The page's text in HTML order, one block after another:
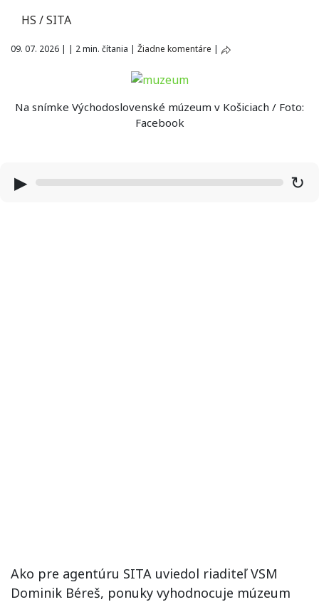
HS / SITA
09. 07. 2026 | | 2 min. čítania | Žiadne komentáre |
Na snímke Východoslovenské múzeum v Košiciach / Foto:
Facebook
▶ ↻
Ako pre agentúru SITA uviedol riaditeľ VSM
Dominik Béreš, ponuky vyhodnocuje múzeum